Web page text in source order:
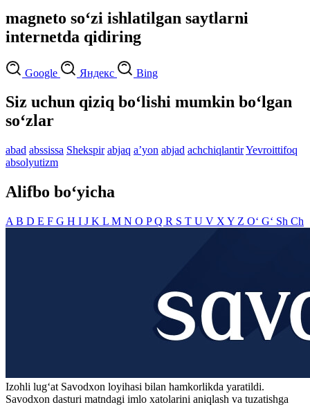
magneto so‘zi ishlatilgan saytlarni
internetda qidiring
Google Яндекс Bing
Siz uchun qiziq bo‘lishi mumkin bo‘lgan
so‘zlar
abad abssissa Shekspir abjaq aʼyon abjad achchiqlantirYevroittifoq
absolyutizm
Alifbo bo‘yicha
A B D E F G H I J K L M N O PQ R S T U V X Y Z O‘ G‘ Sh Ch
Izohli lugʻat Savodxon loyihasi bilan hamkorlikda yaratildi.
Savodxon dasturi matndagi imlo xatolarini aniqlash va tuzatishga